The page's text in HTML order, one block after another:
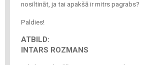
nosiltināt, ja tai apakšā ir mitrs pagrabs?
Paldies!
ATBILD:
INTARS ROZMANS